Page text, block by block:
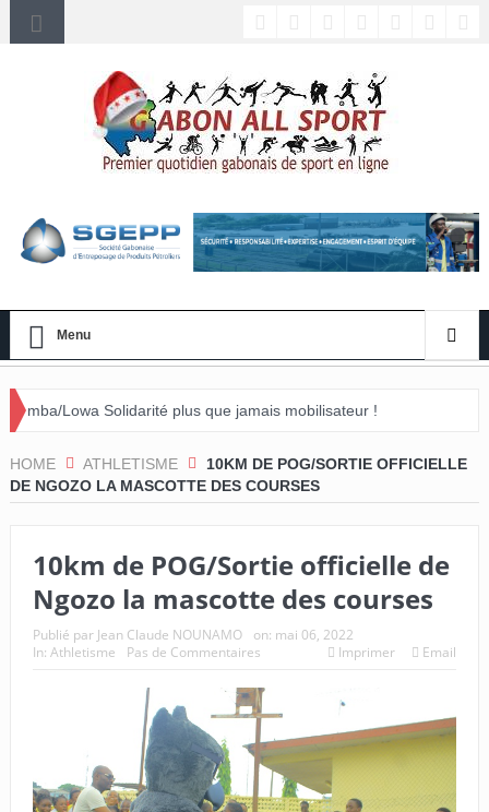
Menu
plus que jamais mobilisateur !
HOME ATHLETISME
10KM DE POG/SORTIE OFFICIELLE
DE NGOZO LA MASCOTTE DES COURSES
10km de POG/Sortie officielle de
Ngozo la mascotte des courses
Publié par Jean Claude NOUNAMO on: mai 06, 2022
In: Athletisme Pas de Commentaires Imprimer Email